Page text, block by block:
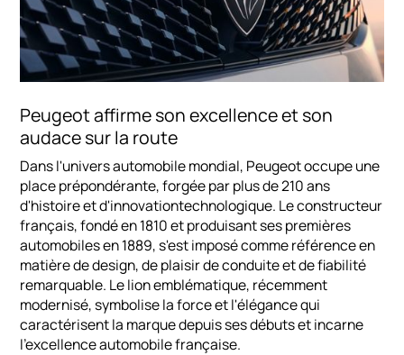
Peugeot affirme son excellence et son
audace sur la route
Dans l'univers automobile mondial, Peugeot occupe une
place prépondérante, forgée par plus de 210 ans
d'histoire et d'innovationtechnologique. Le constructeur
français, fondé en 1810 et produisant ses premières
automobiles en 1889, s'est imposé comme référence en
matière de design, de plaisir de conduite et de fiabilité
remarquable. Le lion emblématique, récemment
modernisé, symbolise la force et l'élégance qui
caractérisent la marque depuis ses débuts et incarne
l'excellence automobile française.